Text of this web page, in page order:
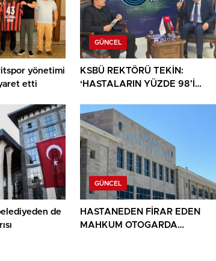
yönetimi
etti
GÜNCEL
KSBÜ REKTÖRÜ TEKİN:
‘HASTALARIN YÜZDE 98’İ
TEDAVİ OLUYOR’
de
GÜNCEL
HASTANEDEN FİRAR EDEN
MAHKUM OTOGARDA